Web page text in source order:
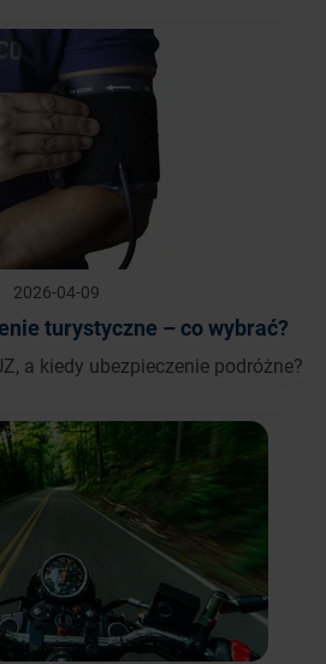
2026-04-09
turystyczne – co wybrać?
a kiedy ubezpieczenie podróżne?